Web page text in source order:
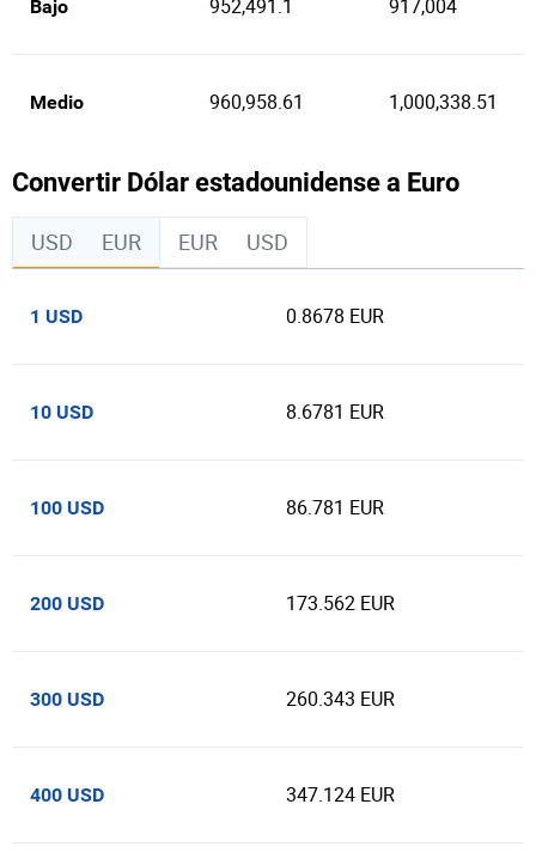
Bajo 952,491.1 917,004
Medio 960,958.61 1,000,338.51
Convertir Dólar estadounidense a Euro
USD EUR EUR USD
1 USD 0.8678 EUR
10 USD 8.6781 EUR
100 USD 86.781 EUR
200 USD 173.562 EUR
300 USD 260.343 EUR
400 USD 347.124 EUR